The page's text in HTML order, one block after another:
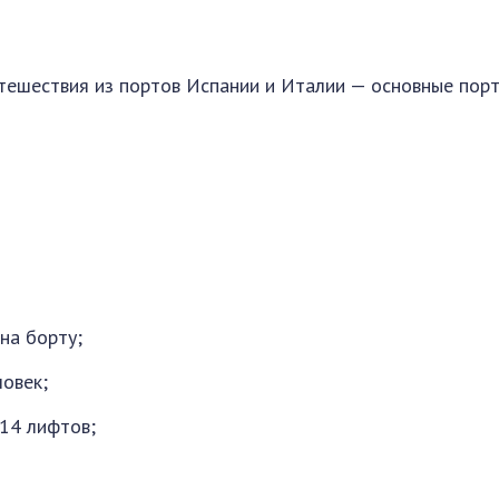
из портов Испании и Италии — основные
борту;
лифтов;